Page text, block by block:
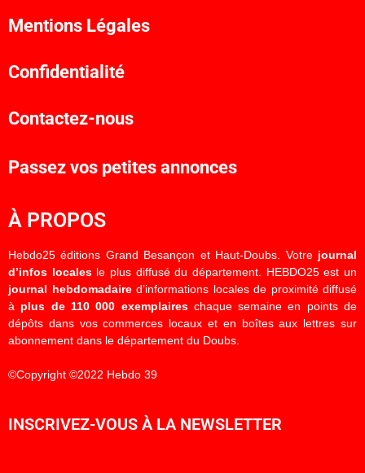
Mentions Légales
Confidentialité
Contactez-nous
Passez vos petites annonces
À PROPOS
Hebdo25 éditions Grand Besançon et Haut-Doubs. Votre journal
d’infos localesle plus diffusé du département. HEBDO25 est un
journal hebdomadaired’informations locales de proximité diffusé
à plus de 110 000 exemplaireschaque semaine en points de
dépôts dans vos commerces locaux et en boîtes aux lettres sur
abonnement dans le département du Doubs.
©Copyright ©2022 Hebdo 39
INSCRIVEZ-VOUS À LA NEWSLETTER